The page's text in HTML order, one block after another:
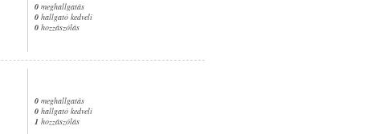
0 meghallgatás
0 hallgató kedveli
0 hozzászólás
0 meghallgatás
0 hallgató kedveli
1 hozzászólás